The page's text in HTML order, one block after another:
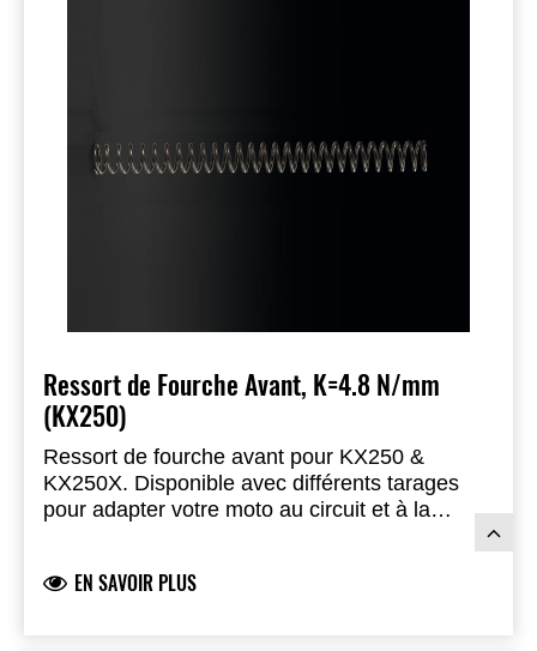
Ressort de Fourche Avant, K=4.8 N/mm
(KX250)
Ressort de fourche avant pour KX250 &
KX250X. Disponible avec différents tarages
pour adapter votre moto au circuit et à la
EN SAVOIR PLUS